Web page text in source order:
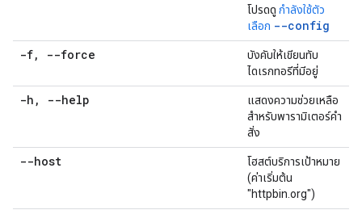
โปรดดู กำลังใช้ตัว
เลือก --config
-f, --force
บังคับให้เขียนทับ
ไดเรกทอรีที่มีอยู่
-h , --help
แสดงความช่วยเหลือ
สำหรับพารามิเตอร์คำ
สั่ง
--host
โฮสต์บริการเป้าหมาย
(ค่าเริ่มต้น
"httpbin.org")